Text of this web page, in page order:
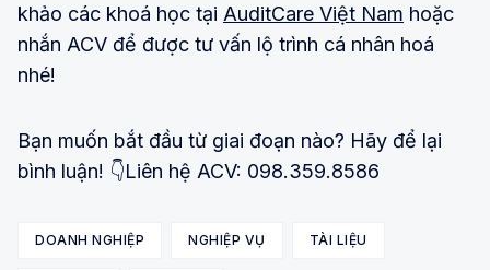
khảo các khoá học tại AuditCare Việt Nam hoặc
nhắn ACV để được tư vấn lộ trình cá nhân hoá
nhé!
Bạn muốn bắt đầu từ giai đoạn nào? Hãy để lại
bình luận! 👇Liên hệ ACV: 098.359.8586
DOANH NGHIỆP NGHIỆP VỤ TÀI LIỆU